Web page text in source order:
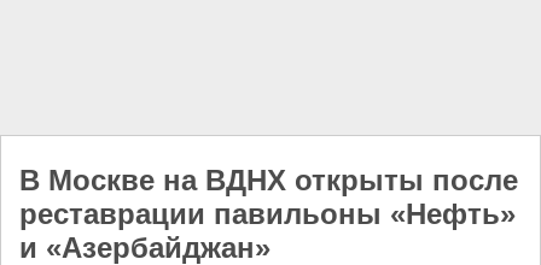
В Москве на ВДНХ открыты после
реставрации павильоны «Нефть»
и «Азербайджан»